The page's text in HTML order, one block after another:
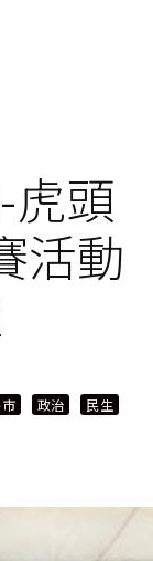
虎頭
活動
政治
民生